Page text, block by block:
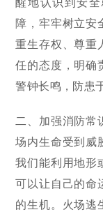
醒地认识到安
障，牢牢树立安
重生存权、尊重
任的态度，明确
警钟长鸣，防患
二、加强消防常
场内生命受到威
我们能利用地形
可以让自己的命
的生机。火场逃